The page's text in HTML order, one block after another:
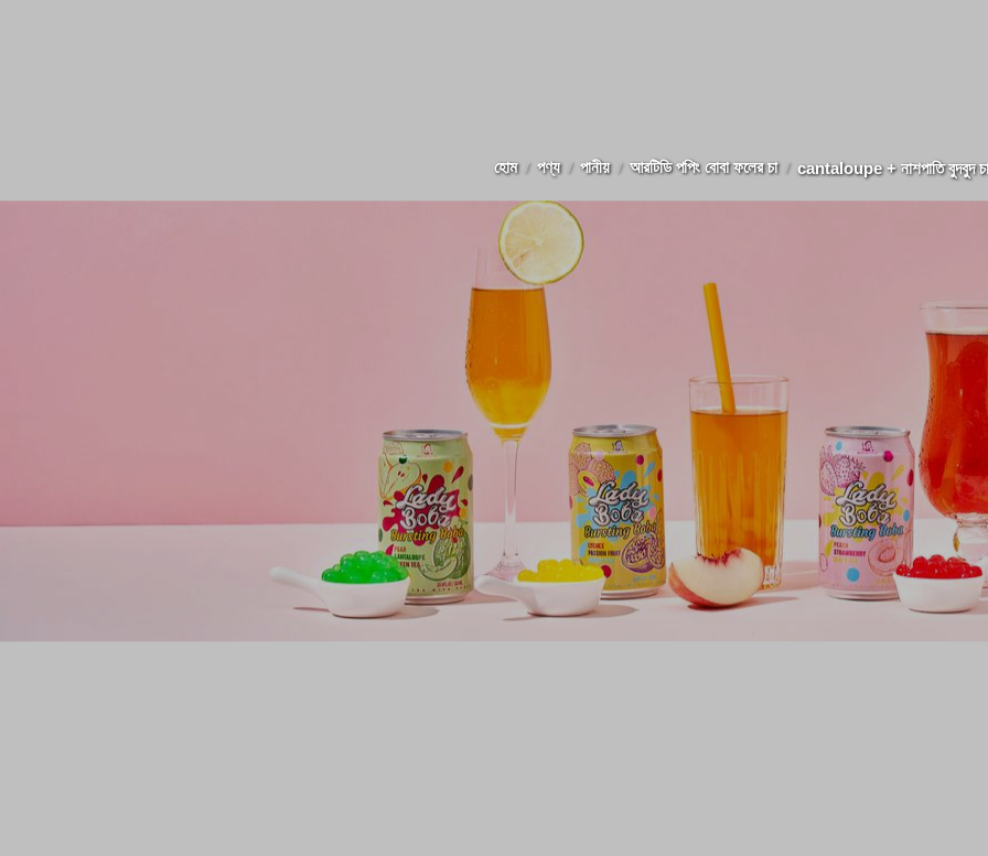
হোম পণ্য পানীয় আরটিডি পপিং বোবা ফলের চা cantaloupe + নাশপাতি বুদবুদ চা